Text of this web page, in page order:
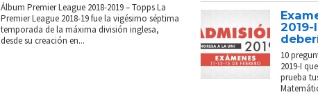
Álbum Premier League 2018-2019 – Topps La
Premier League 2018-19 fue la vigésimo séptima
temporada de la máxima división inglesa,
desde su creación en...
2019-
10
2019-I
prueba